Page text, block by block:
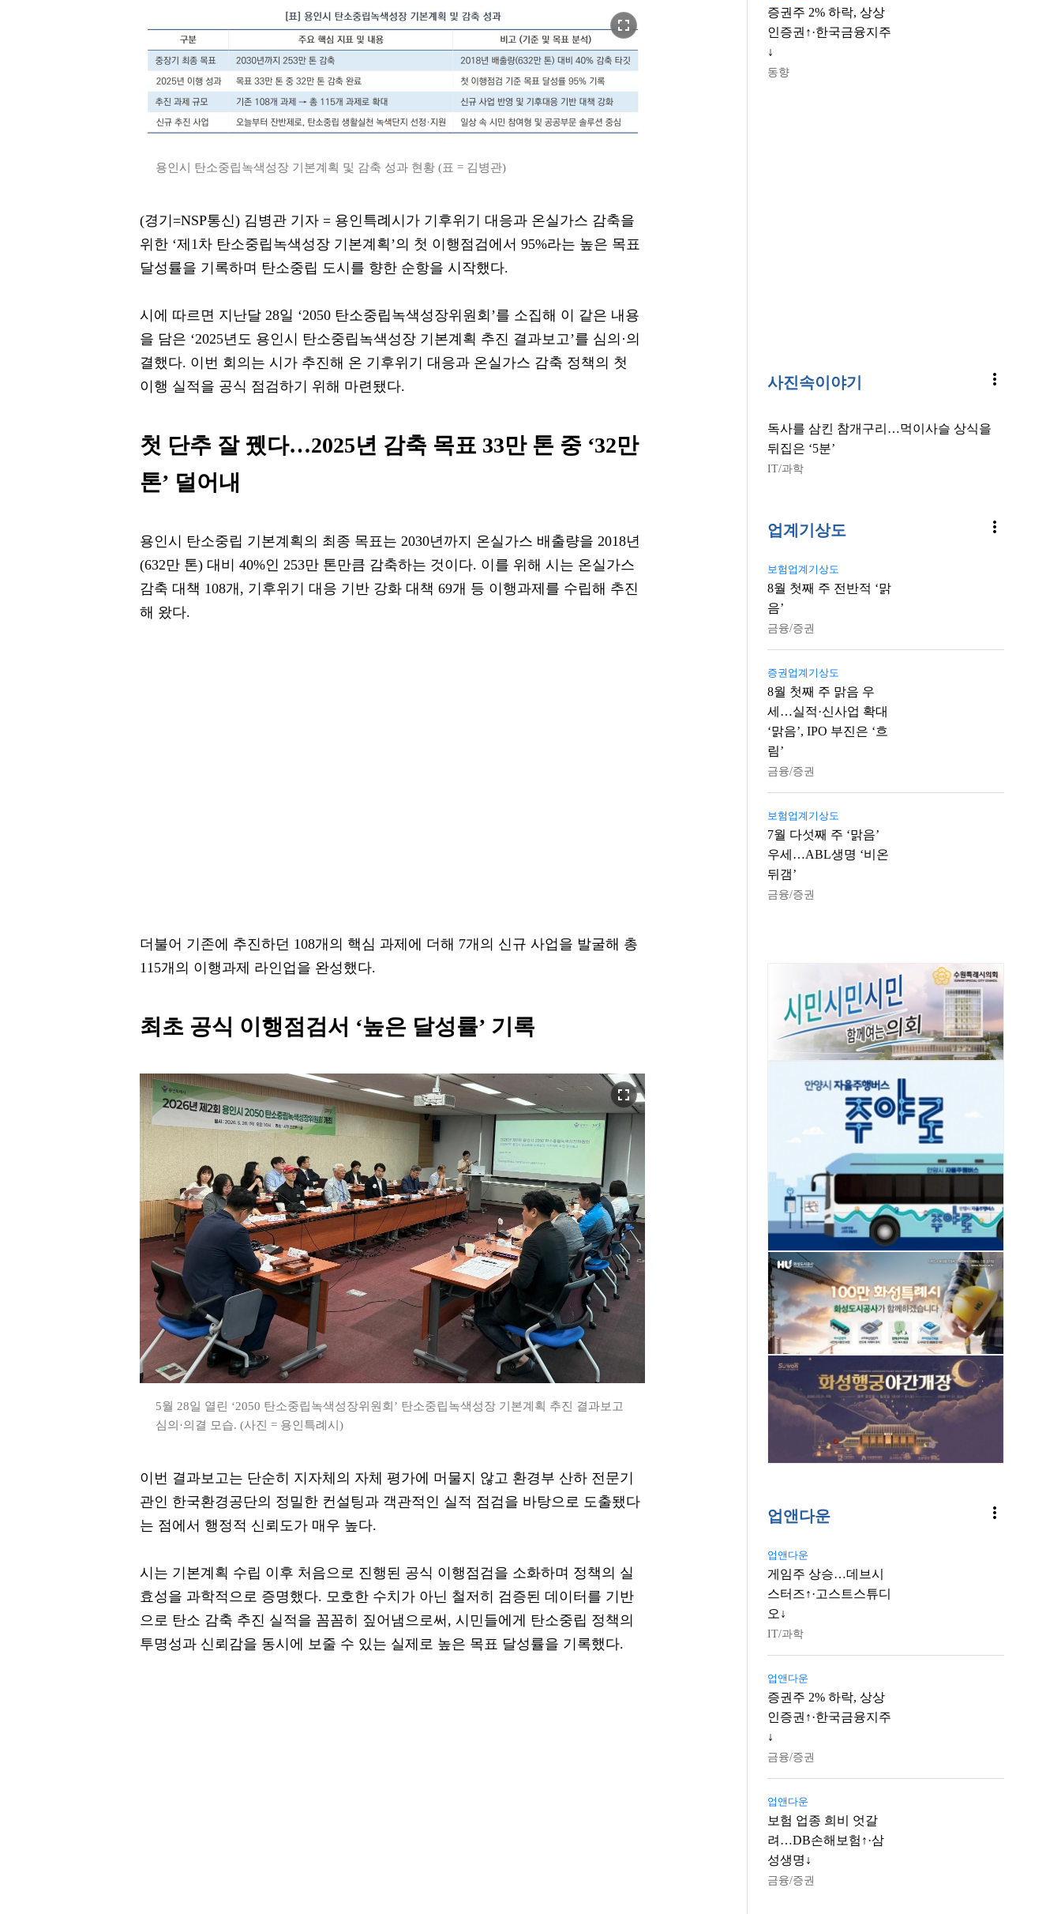
fullscreen
용인시 탄소중립녹색성장 기본계획 및 감축 성과 현황 (표 = 김병관)
(경기=NSP통신) 김병관 기자 = 용인특례시가 기후위기 대응과 온실가스 감축을
위한 ‘제1차 탄소중립녹색성장 기본계획’의 첫 이행점검에서 95%라는 높은 목표
달성률을 기록하며 탄소중립 도시를 향한 순항을 시작했다.
시에 따르면 지난달 28일 ‘2050 탄소중립녹색성장위원회’를 소집해 이 같은 내용
을 담은 ‘2025년도 용인시 탄소중립녹색성장 기본계획 추진 결과보고’를 심의·의
결했다. 이번 회의는 시가 추진해 온 기후위기 대응과 온실가스 감축 정책의 첫
이행 실적을 공식 점검하기 위해 마련됐다.
첫 단추 잘 뀄다…2025년 감축 목표 33만 톤 중 ‘32만
톤’ 덜어내
용인시 탄소중립 기본계획의 최종 목표는 2030년까지 온실가스 배출량을 2018년
(632만 톤) 대비 40%인 253만 톤만큼 감축하는 것이다. 이를 위해 시는 온실가스
감축 대책 108개, 기후위기 대응 기반 강화 대책 69개 등 이행과제를 수립해 추진
해 왔다.
더불어 기존에 추진하던 108개의 핵심 과제에 더해 7개의 신규 사업을 발굴해 총
115개의 이행과제 라인업을 완성했다.
최초 공식 이행점검서 ‘높은 달성률’ 기록
fullscreen
5월 28일 열린 ‘2050 탄소중립녹색성장위원회’ 탄소중립녹색성장 기본계획 추진 결과보고
심의·의결 모습. (사진 = 용인특례시)
이번 결과보고는 단순히 지자체의 자체 평가에 머물지 않고 환경부 산하 전문기
관인 한국환경공단의 정밀한 컨설팅과 객관적인 실적 점검을 바탕으로 도출됐다
는 점에서 행정적 신뢰도가 매우 높다.
시는 기본계획 수립 이후 처음으로 진행된 공식 이행점검을 소화하며 정책의 실
효성을 과학적으로 증명했다. 모호한 수치가 아닌 철저히 검증된 데이터를 기반
으로 탄소 감축 추진 실적을 꼼꼼히 짚어냄으로써, 시민들에게 탄소중립 정책의
투명성과 신뢰감을 동시에 보줄 수 있는 실제로 높은 목표 달성률을 기록했다.
증권주 2% 하락, 상상
인증권↑·한국금융지주
↓
동향
사진속이야기 more_vert
독사를 삼킨 참개구리…먹이사슬 상식을
뒤집은 ‘5분’
IT/과학
업계기상도 more_vert
보험업계기상도
8월 첫째 주 전반적 ‘맑
음’
금융/증권
증권업계기상도
8월 첫째 주 맑음 우
세…실적·신사업 확대
‘맑음’, IPO 부진은 ‘흐
림’
금융/증권
보험업계기상도
7월 다섯째 주 ‘맑음’
우세…ABL생명 ‘비온
뒤갬’
금융/증권
업앤다운 more_vert
업앤다운
게임주 상승…데브시
스터즈↑·고스트스튜디
오↓
IT/과학
업앤다운
증권주 2% 하락, 상상
인증권↑·한국금융지주
↓
금융/증권
업앤다운
보험 업종 희비 엇갈
려…DB손해보험↑·삼
성생명↓
금융/증권